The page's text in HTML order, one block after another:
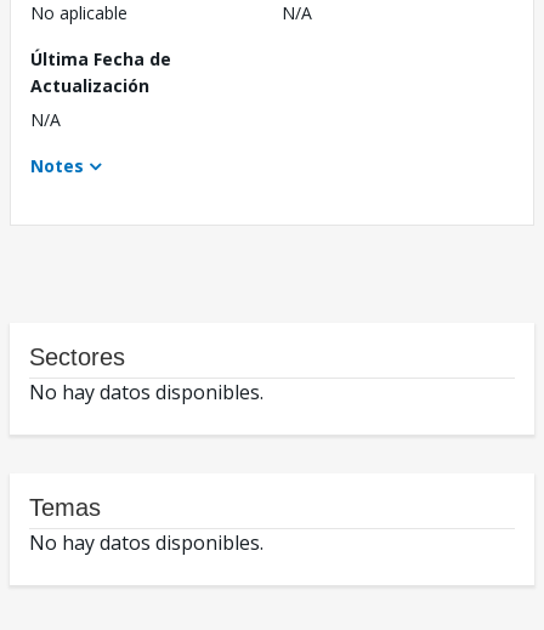
No aplicable
N/A
Última Fecha de
Actualización
N/A
Notes
Sectores
No hay datos disponibles.
Temas
No hay datos disponibles.